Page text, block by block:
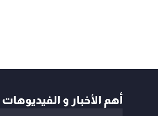
أهم الأخبار و